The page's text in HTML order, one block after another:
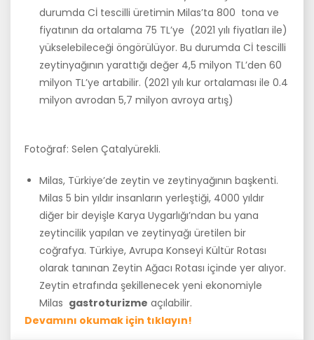
durumda Cİ tescilli üretimin Milas’ta 800 tona ve
fiyatının da ortalama 75 TL’ye (2021 yılı fiyatları ile)
yükselebileceği öngörülüyor. Bu durumda Cİ tescilli
zeytinyağının yarattığı değer 4,5 milyon TL’den 60
milyon TL’ye artabilir. (2021 yılı kur ortalaması ile 0.4
milyon avrodan 5,7 milyon avroya artış)
Fotoğraf: Selen Çatalyürekli.
Milas, Türkiye’de zeytin ve zeytinyağının başkenti.
Milas 5 bin yıldır insanların yerleştiği, 4000 yıldır
diğer bir deyişle Karya Uygarlığı’ndan bu yana
zeytincilik yapılan ve zeytinyağı üretilen bir
coğrafya. Türkiye, Avrupa Konseyi Kültür Rotası
olarak tanınan Zeytin Ağacı Rotası içinde yer alıyor.
Zeytin etrafında şekillenecek yeni ekonomiyle
Milas gastroturizme açılabilir.
Devamını okumak için tıklayın!